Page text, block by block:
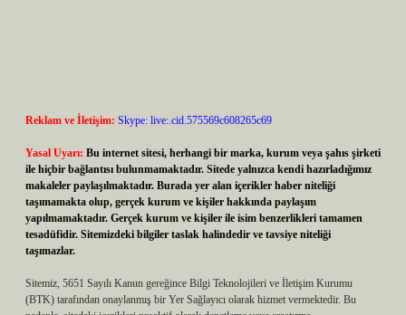
Reklam ve İletişim: Skype: live:.cid.575569c608265c69
Yasal Uyarı: Bu internet sitesi, herhangi bir marka, kurum veya şahıs şirketi
ile hiçbir bağlantısı bulunmamaktadır. Sitede yalnızca kendi hazırladığımız
makaleler paylaşılmaktadır. Burada yer alan içerikler haber niteliği
taşımamakta olup, gerçek kurum ve kişiler hakkında paylaşım
yapılmamaktadır. Gerçek kurum ve kişiler ile isim benzerlikleri tamamen
tesadüfidir. Sitemizdeki bilgiler taslak halindedir ve tavsiye niteliği
taşımazlar.
Sitemiz, 5651 Sayılı Kanun gereğince Bilgi Teknolojileri ve İletişim Kurumu
(BTK) tarafından onaylanmış bir Yer Sağlayıcı olarak hizmet vermektedir. Bu